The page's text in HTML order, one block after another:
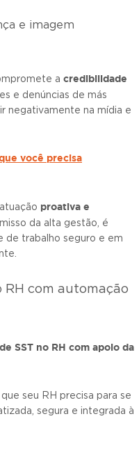
e imagem
a credibilidade
e denúncias de más
negativamente na mídia e
você precisa
proativa e
da alta gestão, é
de trabalho seguro e em
RH com automação
SST no RH com apoio da
seu RH precisa para se
segura e integrada à